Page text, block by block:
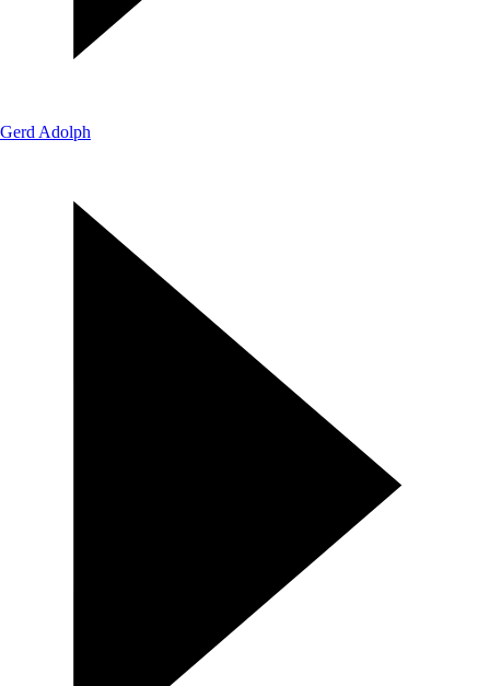
Gerd Adolph